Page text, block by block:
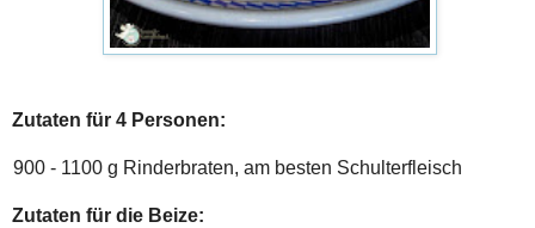
Zutaten für 4 Personen:
900 - 1100 g Rinderbraten, am besten Schulterfleisch
Zutaten für die Beize: